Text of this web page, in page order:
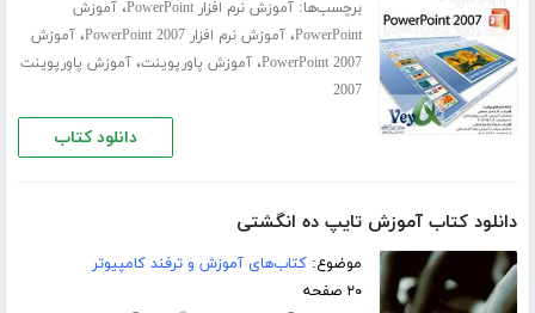
برچسب‌ها:آموزش نرم افزار PowerPoint ،آموزش
PowerPoint،آموزش نرم افزار PowerPoint 2007 ،آموزش
PowerPoint 2007،آموزش پاورپوینت،آموزش پاورپوینت
2007
دانلود کتاب
دانلود کتاب آموزش تایپ ده انگشتی
موضوع:کتاب‌های آموزش و ترفند کامپیوتر
۲۰ صفحه